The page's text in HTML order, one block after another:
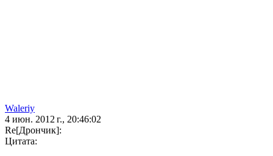
Waleriy
4 июн. 2012 г., 20:46:02
Re[Дрончик]:
Цитата: